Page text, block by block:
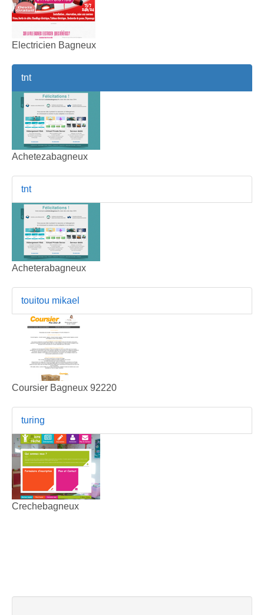
Electricien Bagneux
tnt
Achetezabagneux
tnt
Acheterabagneux
touitou mikael
Coursier Bagneux 92220
turing
Crechebagneux